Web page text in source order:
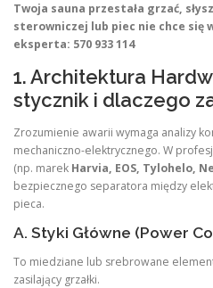
Twoja sauna przestała grzać,
sterowniczej lub piec nie chce się
eksperta: 570 933 114
1. Architektura
stycznik i dlaczego
Zrozumienie awarii wymaga analizy
mechaniczno-elektrycznego. W
(np. marek Harvia, EOS, Tylohelo,
bezpiecznego separatora między
pieca.
A. Styki Główne (Power
To miedziane lub srebrowane
zasilający grzałki.